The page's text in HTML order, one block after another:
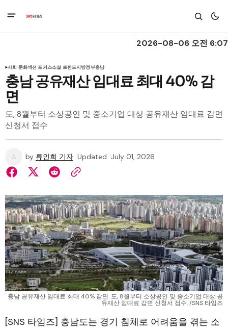
2026-08-06 오전 6:07
사회 문화섹션 포커스소셜 트렌드지방정부충남
충남 공유재산 임대료 최대 40% 감
면
도, 8월부터 소상공인 및 중소기업 대상 공유재산 임대료 감면
신청서 접수
by 류인희 기자 Updated July 01, 2026
충남 공유재산 임대료 최대 40% 감면. 도, 8월부터 소상공인 및 중소기업 대상 공
유재산 임대료 감면 신청서 접수. /SNS 타임즈
[SNS 타임즈] 충남도는 경기 침체로 어려움을 겪는 소